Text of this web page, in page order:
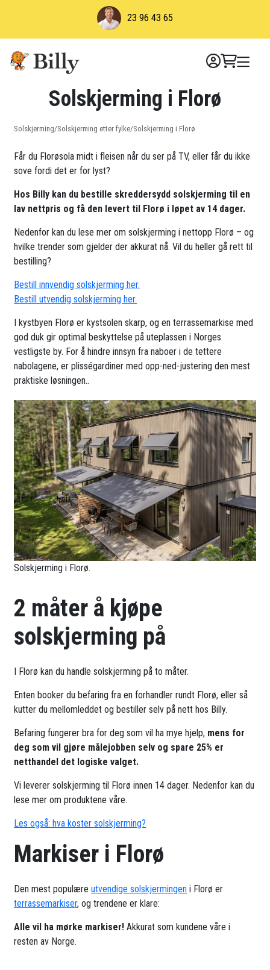
23 96 43 65
Solskjerming i Florø
Solskjerming/Solskjerming etter fylke/Solskjerming i Florø
Får du Florøsola midt i fleisen når du ser på TV, eller får du ikke
sove fordi det er for lyst?
Hos Billy kan du bestille skreddersydd solskjerming til en
lav nettpris og få den levert til Florø i løpet av 14 dager.
Nedenfor kan du lese mer om solskjerming i nettopp Florø – og
hvilke trender som gjelder der akkurat nå. Vil du heller gå rett til
bestilling?
Bestill innvendig solskjerming her.
Bestill utvendig solskjerming her.
I kystbyen Florø er kystsolen skarp, og en terrassemarkise med
god duk gir optimal beskyttelse på uteplassen i Norges
vestligste by. For å hindre innsyn fra naboer i de tettere
nabolagene, er plisségardiner med opp-ned-justering den mest
praktiske løsningen..
Solskjerming i Florø.
2 måter å kjøpe
solskjerming på
I Florø kan du handle solskjerming på to måter.
Enten booker du befaring fra en forhandler rundt Florø, eller så
kutter du mellomleddet og bestiller selv på nett hos Billy.
Befaring fungerer bra for deg som vil ha mye hjelp, mens for
deg som vil gjøre målejobben selv og spare 25% er
netthandel det logiske valget.
Vi leverer solskjerming til Florø innen 14 dager. Nedenfor kan du
lese mer om produktene våre.
Les også: hva koster solskjerming?
Markiser i Florø
Den mest populæreutvendige solskjermingen i Florø er
terrassemarkiser, og trendene er klare:
Alle vil ha mørke markiser! Akkurat som kundene våre i
resten av Norge.